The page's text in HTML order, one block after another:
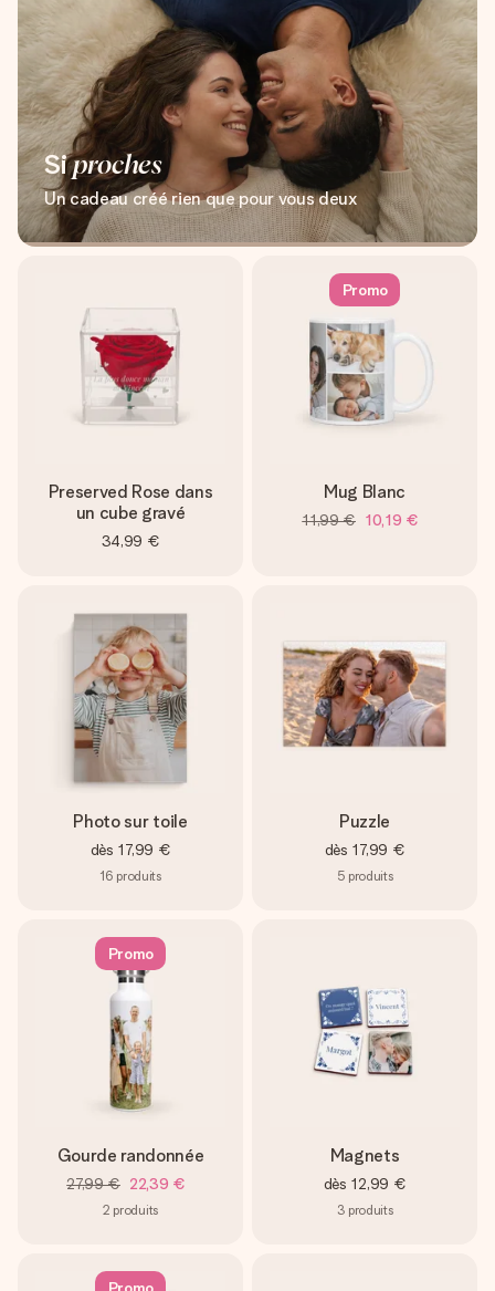
Siproches
Un cadeau créé rien que pour vous deux
Preserved Rose dans
un cube gravé
34,99 €
Promo
Mug Blanc
11,99 € 10,19 €
Photo sur toile
dès 17,99 €
16 produits
Puzzle
dès 17,99 €
5 produits
Promo
Gourde randonnée
27,99 € 22,39 €
2 produits
Magnets
dès 12,99 €
3 produits